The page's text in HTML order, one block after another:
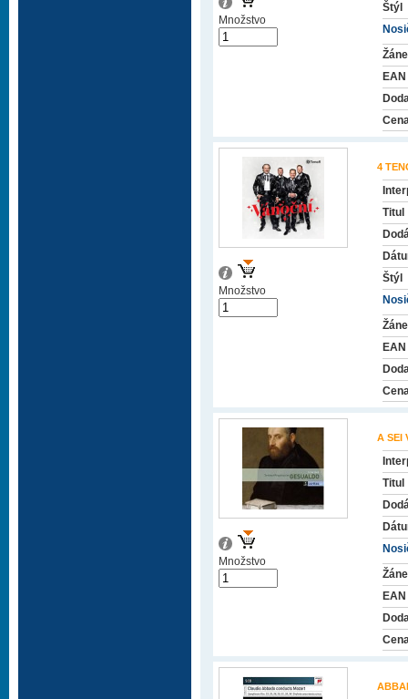
Štýl
EAN
Množstvo
4
Titul
Štýl
EAN
Množstvo
A SEI
Titul
EAN
Množstvo